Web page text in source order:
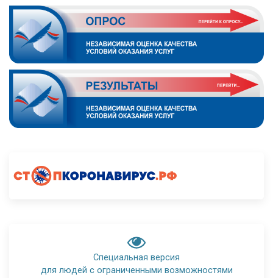
Специальная версия
для людей с ограниченными возможностями